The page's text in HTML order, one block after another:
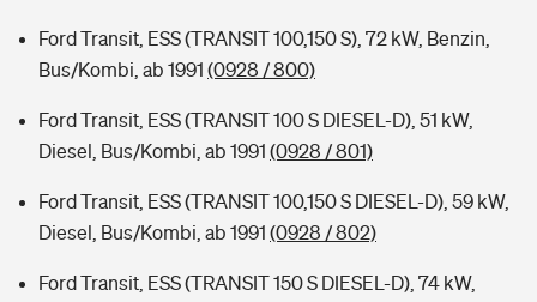
Ford Transit, ESS (TRANSIT 100,150 S), 72 kW, Benzin,
Bus/Kombi, ab 1991 (0928 / 800)
Ford Transit, ESS (TRANSIT 100 S DIESEL-D), 51 kW,
Diesel, Bus/Kombi, ab 1991 (0928 / 801)
Ford Transit, ESS (TRANSIT 100,150 S DIESEL-D), 59 kW,
Diesel, Bus/Kombi, ab 1991 (0928 / 802)
Ford Transit, ESS (TRANSIT 150 S DIESEL-D), 74 kW,